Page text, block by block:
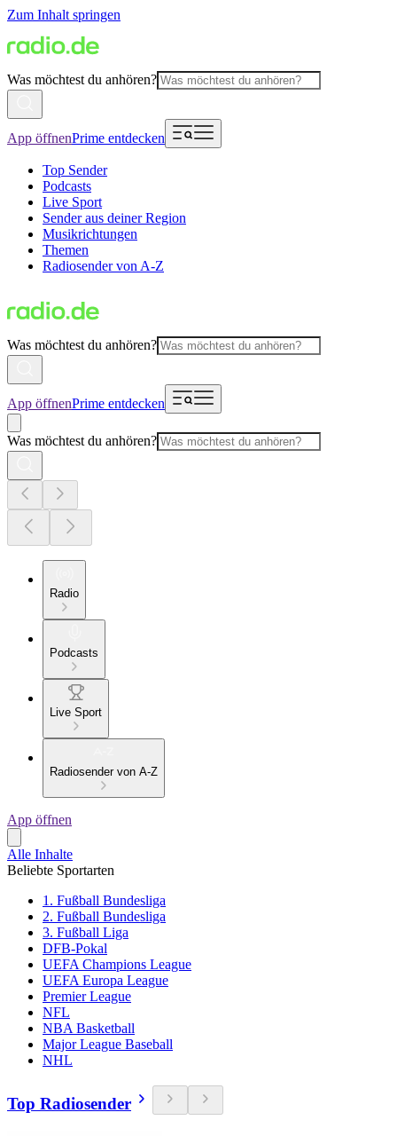
Zum Inhalt springen
Was möchtest du anhören?
App öffnenPrime entdecken
Top Sender
Podcasts
Live Sport
Sender aus deiner Region
Musikrichtungen
Themen
Radiosender von A-Z
Was möchtest du anhören?
App öffnenPrime entdecken
Was möchtest du anhören?
Radio
Podcasts
Live Sport
Radiosender von A-Z
App öffnen
Alle Inhalte
Beliebte Sportarten
1. Fußball Bundesliga
2. Fußball Bundesliga
3. Fußball Liga
DFB-Pokal
UEFA Champions League
UEFA Europa League
Premier League
NFL
NBA Basketball
Major League Baseball
NHL
Top Radiosender